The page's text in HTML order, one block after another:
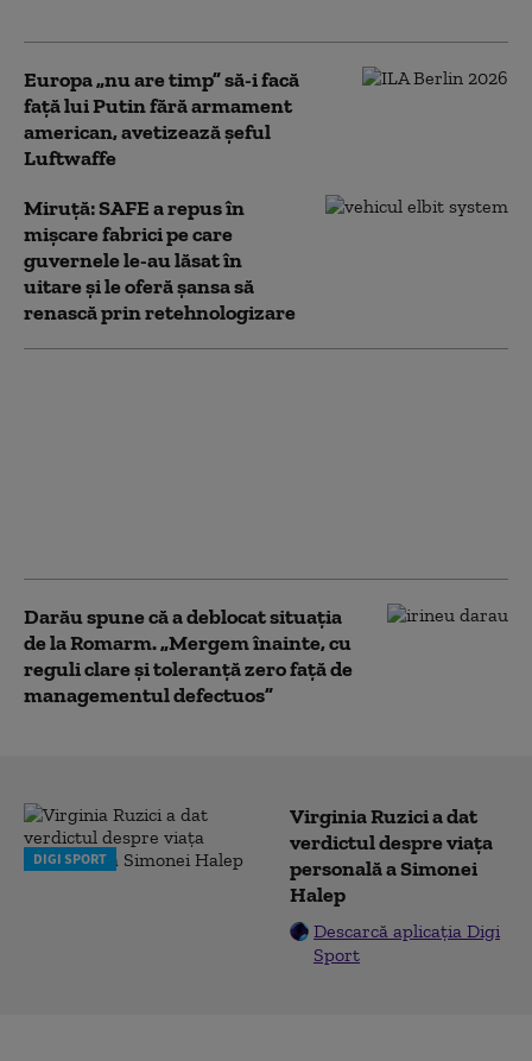
Europa „nu are timp” să-i facă
față lui Putin fără armament
american, avetizează șeful
Luftwaffe
Miruţă: SAFE a repus în
mişcare fabrici pe care
guvernele le-au lăsat în
uitare şi le oferă şansa să
renască prin retehnologizare
Darău spune că a deblocat situaţia
de la Romarm. „Mergem înainte, cu
reguli clare şi toleranţă zero faţă de
managementul defectuos”
DIGI SPORT
Virginia Ruzici a dat
verdictul despre viața
personală a Simonei
Halep
Descarcă aplicația Digi
Sport